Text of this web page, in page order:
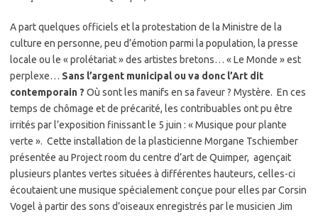
A part quelques officiels et la protestation de la Ministre de la
culture en personne, peu d’émotion parmi la population, la presse
locale ou le « prolétariat » des artistes bretons… « Le Monde » est
perplexe… Sans l’argent municipal ou va donc l’Art dit
contemporain ? Où sont les manifs en sa faveur ? Mystère. En ces
temps de chômage et de précarité, les contribuables ont pu être
irrités par l’exposition finissant le 5 juin : « Musique pour plante
verte ». Cette installation de la plasticienne Morgane Tschiember
présentée au Project room du centre d’art de Quimper, agençait
plusieurs plantes vertes situées à différentes hauteurs, celles-ci
écoutaient une musique spécialement conçue pour elles par Corsin
Vogel à partir des sons d’oiseaux enregistrés par le musicien Jim